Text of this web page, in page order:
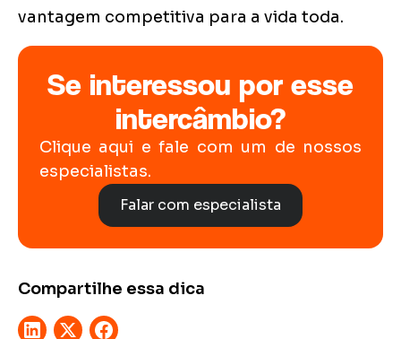
vantagem competitiva para a vida toda.
Se interessou por esse
intercâmbio?
Clique aqui e fale com um de nossos
especialistas.
Falar com especialista
Compartilhe essa dica